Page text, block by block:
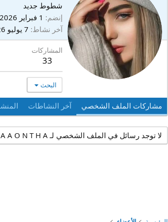
شطوط جديد
إنضم 1 فبراير 2026
آخر نشاط 7 يوليو 2026
المشاركات
33
البحث
مشاركات الملف الشخصي آخر النشاطات
لا توجد رسائل في الملف الشخصي لـ K I B R Y A A O N T H A حتى الآن.